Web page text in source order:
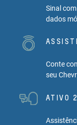
Sinal
dados
Conte
seu
ATIVO